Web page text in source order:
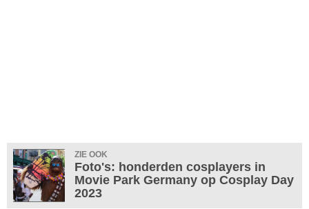
ZIE OOK
Foto's: honderden cosplayers in
Movie Park Germany op Cosplay Day
2023